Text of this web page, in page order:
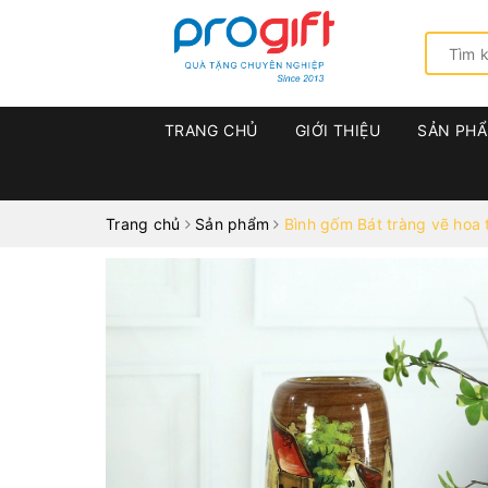
TRANG CHỦ GIỚI THIỆU SẢN
Trang chủ Sản phẩm Bình gốm Bát tràng vẽ hoa